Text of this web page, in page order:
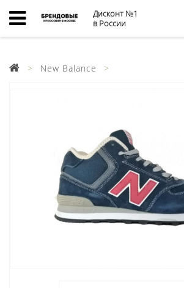
Дисконт №1
в России
New Balance